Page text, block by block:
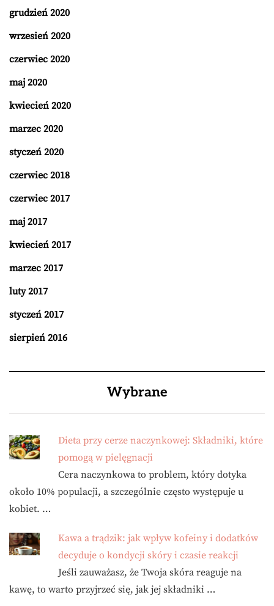
grudzień 2020
wrzesień 2020
czerwiec 2020
maj 2020
kwiecień 2020
marzec 2020
styczeń 2020
czerwiec 2018
czerwiec 2017
maj 2017
kwiecień 2017
marzec 2017
luty 2017
styczeń 2017
sierpień 2016
Wybrane
Dieta przy cerze naczynkowej: Składniki, które
pomogą w pielęgnacji
Cera naczynkowa to problem, który dotyka
około 10% populacji, a szczególnie często występuje u
kobiet. …
Kawa a trądzik: jak wpływ kofeiny i dodatków
decyduje o kondycji skóry i czasie reakcji
Jeśli zauważasz, że Twoja skóra reaguje na
kawę, to warto przyjrzeć się, jak jej składniki …